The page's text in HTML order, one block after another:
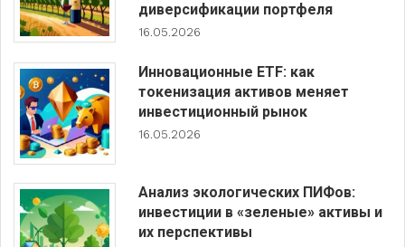
диверсификации портфеля
16.05.2026
Инновационные ETF: как
токенизация активов меняет
инвестиционный рынок
16.05.2026
Анализ экологических ПИФов:
инвестиции в «зеленые» активы и
их перспективы